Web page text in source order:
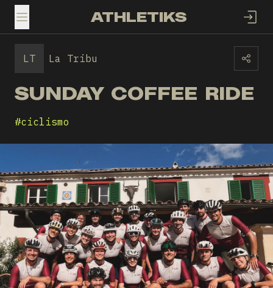
TOGGLE MENUATHLETIKS
LT La Tribu
SUNDAY COFFEE RIDE
#ciclismo